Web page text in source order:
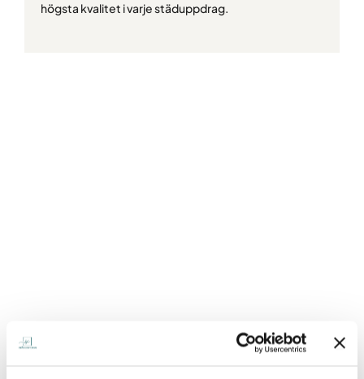
högsta kvalitet i varje städuppdrag.